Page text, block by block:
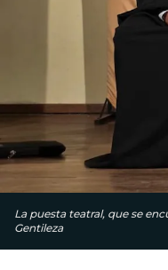
La puesta teatral, que se
Gentileza